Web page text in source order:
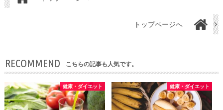
トップページへ
RECOMMEND こちらの記事も人気です。
健康・ダイエット 健康・ダイエット